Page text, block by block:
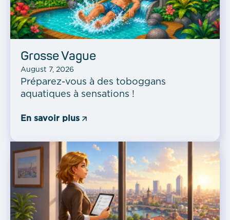
Grosse Vague
August 7, 2026
Préparez-vous à des toboggans
aquatiques à sensations !
En savoir plus